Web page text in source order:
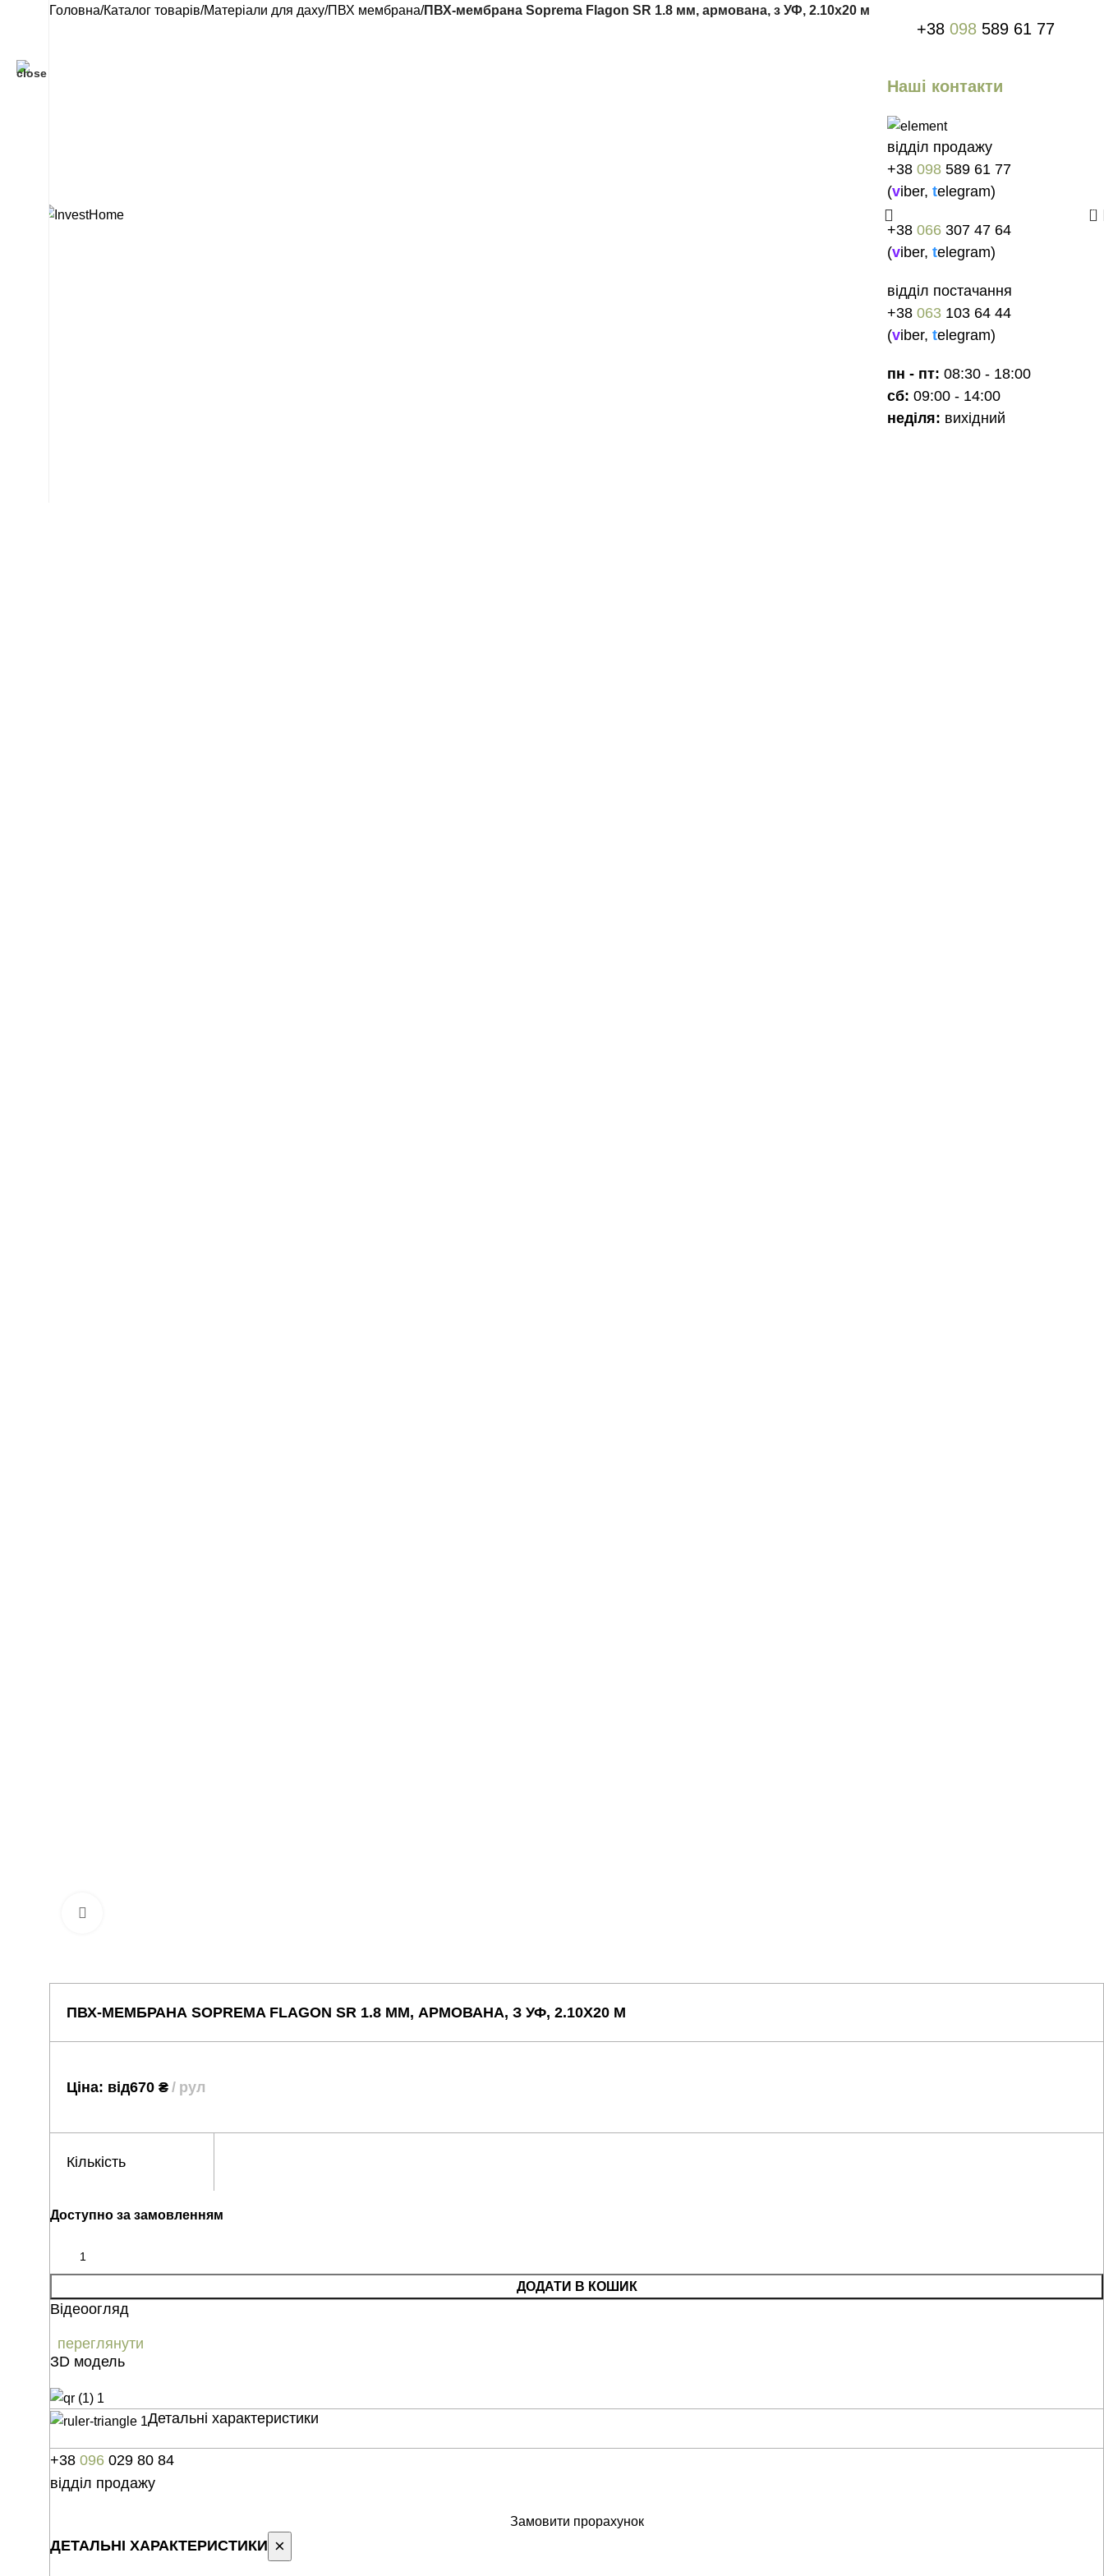
+38098589 61 77
Наші контакти
відділ продажу
+38 098 589 61 77
(viber, telegram)
+38 066 307 47 64
(viber, telegram)
відділ постачання
+38 063 103 64 44
(viber, telegram)
пн - пт: 08:30 - 18:00
сб: 09:00 - 14:00
неділя: вихідний
0
Головна Каталог товарів Матеріали для даху ПВХ мембрана ПВХ-мембрана Soprema Flagon SR 1.8 мм, армована, з УФ, 2.10х20 м
ПВХ-МЕМБРАНА SOPREMA FLAGON SR 1.8 ММ, АРМОВАНА, З УФ, 2.10Х20 М
Ціна: від670 ₴ рул
Кількість
Доступно за замовленням
ДОДАТИ В КОШИК
Відеоогляд
переглянути
ЗD модель
Детальні характеристики
+38 096 029 80 84
відділ продажу
Замовити прорахунок
ДЕТАЛЬНІ ХАРАКТЕРИСТИКИ ×